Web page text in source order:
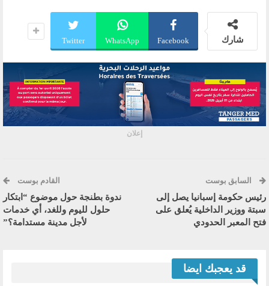
شارك Facebook
WhatsApp
Twitter
إعلان
السابق بوست
رئيس حكومة إسبانيا يصل إلى
سبتة ووزير الداخلية يُعلق على
فتح المعبر الحدودي
القادم بوست
ندوة بطنجة حول موضوع “ابتكار
حلول لليوم وللغد، أي خدمات
لأجل مدينة مستدامة؟”
قد يعجبك ايضا